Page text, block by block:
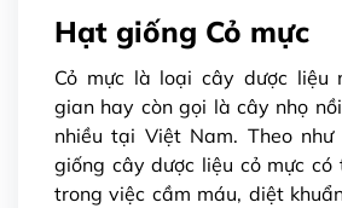
Hạt giống Cỏ mực
Cỏ mực là loại cây dược liệu
gian hay còn gọi là cây nhọ
nhiều tại Việt Nam. Theo như
giống cây dược liệu cỏ mực
trong việc cầm máu, diệt